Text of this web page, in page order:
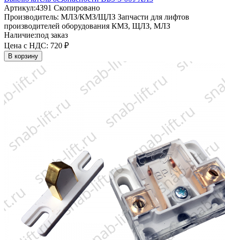
Артикул:4391 Скопировано
Производитель: МЛЗ/КМЗ/ЩЛЗ Запчасти для лифтов
производителей оборудования КМЗ, ЩЛЗ, МЛЗ
Наличие:под заказ
Цена с НДС: 720 ₽
В корзину